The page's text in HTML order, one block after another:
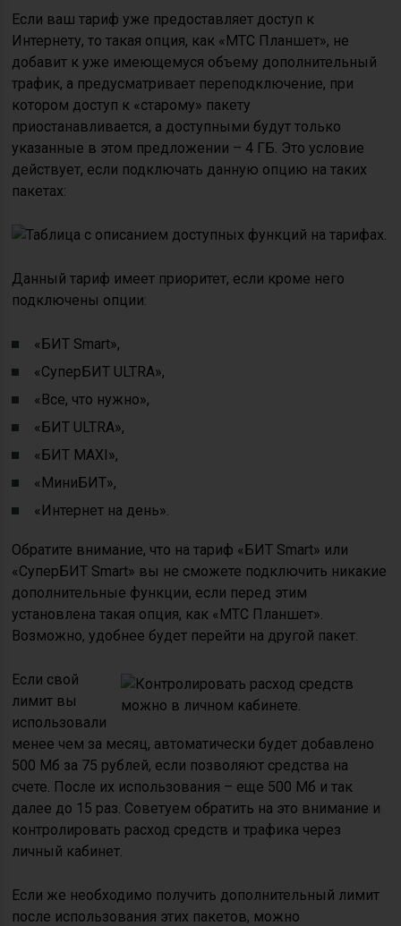
Если ваш тариф уже предоставляет доступ к
Интернету, то такая опция, как «МТС Планшет», не
добавит к уже имеющемуся объему дополнительный
трафик, а предусматривает переподключение, при
котором доступ к «старому» пакету
приостанавливается, а доступными будут только
указанные в этом предложении – 4 ГБ. Это условие
действует, если подключать данную опцию на таких
пакетах:
Данный тариф имеет приоритет, если кроме него
подключены опции:
«БИТ Smart»,
«СуперБИТ ULTRA»,
«Все, что нужно»,
«БИТ ULTRA»,
«БИТ MAXI»,
«МиниБИТ»,
«Интернет на день».
Обратите внимание, что на тариф «БИТ Smart» или
«СуперБИТ Smart» вы не сможете подключить никакие
дополнительные функции, если перед этим
установлена такая опция, как «МТС Планшет».
Возможно, удобнее будет перейти на другой пакет.
Если свой
лимит вы
использовали
менее чем за месяц, автоматически будет добавлено
500 Мб за 75 рублей, если позволяют средства на
счете. После их использования – еще 500 Мб и так
далее до 15 раз. Советуем обратить на это внимание и
контролировать расход средств и трафика через
личный кабинет.
Если же необходимо получить дополнительный лимит
после использования этих пакетов, можно